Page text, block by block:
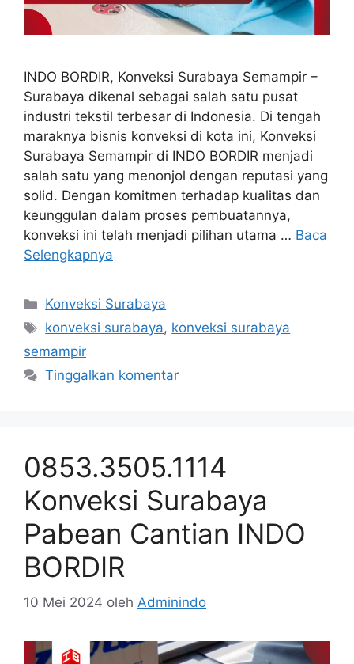
INDO BORDIR, Konveksi Surabaya Semampir –
Surabaya dikenal sebagai salah satu pusat
industri tekstil terbesar di Indonesia. Di tengah
maraknya bisnis konveksi di kota ini, Konveksi
Surabaya Semampir di INDO BORDIR menjadi
salah satu yang menonjol dengan reputasi yang
solid. Dengan komitmen terhadap kualitas dan
keunggulan dalam proses pembuatannya,
konveksi ini telah menjadi pilihan utama … Baca
Selengkapnya
Kategori
Konveksi Surabaya
Tag
konveksi surabaya, konveksi surabaya
semampir
Tinggalkan komentar
0853.3505.1114
Konveksi Surabaya
Pabean Cantian INDO
BORDIR
10 Mei 2024 oleh Adminindo